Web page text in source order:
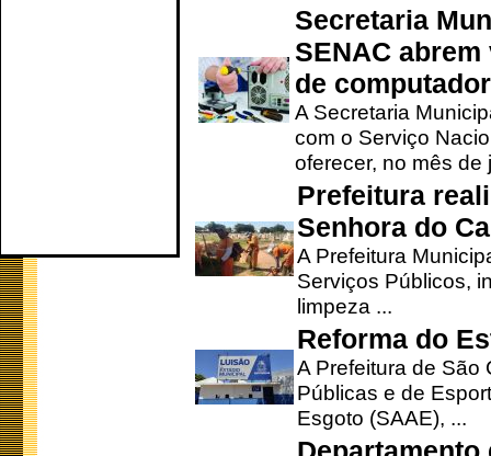
Secretaria
SENAC
de
A Secretaria
com o Serviço
oferecer, no mês de
Prefeitura
Senhora do
A Prefeitura
Serviços Públicos,
limpeza ...
Reforma do
A Prefeitura de São
Públicas e de
Esgoto (SAAE), ...